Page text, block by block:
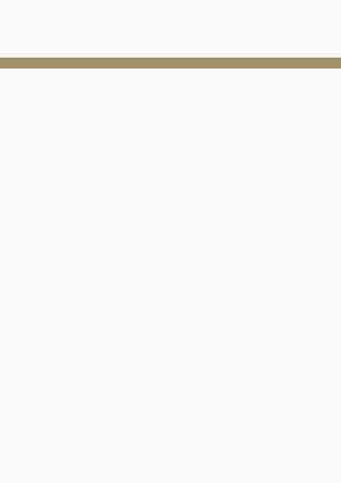
бытовой техникой из нержавеющей стали,
центр и круглосуточная охрана.